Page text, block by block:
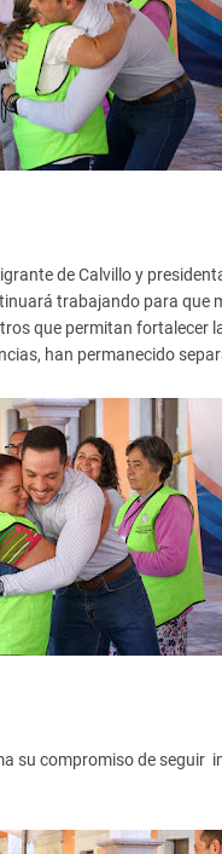
de Calvillo y
trabajando para que
que permitan fortalecer
han permanecido
su compromiso de seguir